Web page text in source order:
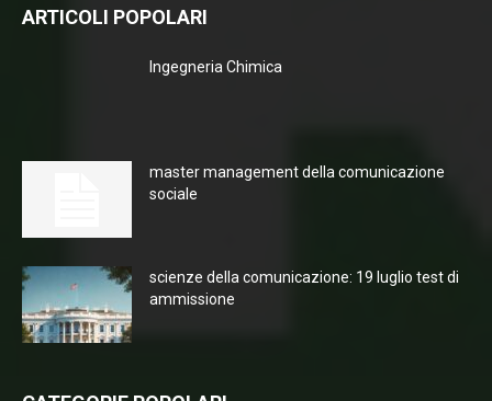
ARTICOLI POPOLARI
Ingegneria Chimica
master management della comunicazione
sociale
scienze della comunicazione: 19 luglio test di
ammissione